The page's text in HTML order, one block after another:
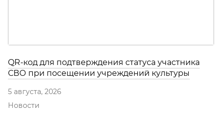
QR-код для подтверждения статуса участника
СВО при посещении учреждений культуры
5 августа, 2026
Новости